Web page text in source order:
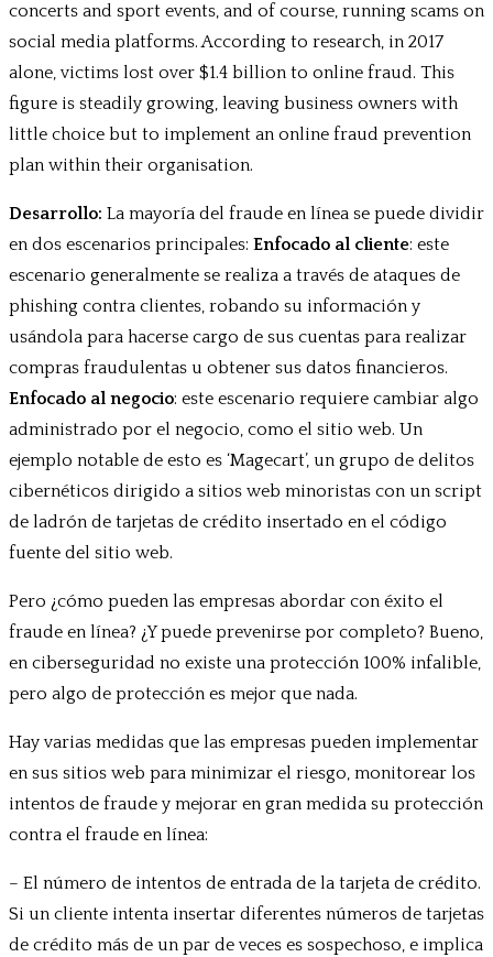
concerts and sport events, and of course, running scams on
social media platforms. According to research, in 2017
alone, victims lost over $1.4 billion to online fraud. This
figure is steadily growing, leaving business owners with
little choice but to implement an online fraud prevention
plan within their organisation.
Desarrollo: La mayoría del fraude en línea se puede dividir
en dos escenarios principales: Enfocado al cliente: este
escenario generalmente se realiza a través de ataques de
phishing contra clientes, robando su información y
usándola para hacerse cargo de sus cuentas para realizar
compras fraudulentas u obtener sus datos financieros.
Enfocado al negocio: este escenario requiere cambiar algo
administrado por el negocio, como el sitio web. Un
ejemplo notable de esto es ‘Magecart’, un grupo de delitos
cibernéticos dirigido a sitios web minoristas con un script
de ladrón de tarjetas de crédito insertado en el código
fuente del sitio web.
Pero ¿cómo pueden las empresas abordar con éxito el
fraude en línea? ¿Y puede prevenirse por completo? Bueno,
en ciberseguridad no existe una protección 100% infalible,
pero algo de protección es mejor que nada.
Hay varias medidas que las empresas pueden implementar
en sus sitios web para minimizar el riesgo, monitorear los
intentos de fraude y mejorar en gran medida su protección
contra el fraude en línea:
– El número de intentos de entrada de la tarjeta de crédito.
Si un cliente intenta insertar diferentes números de tarjetas
de crédito más de un par de veces es sospechoso, e implica